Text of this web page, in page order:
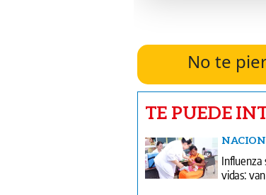
No te
TE PUEDE
Influenza
vidas: